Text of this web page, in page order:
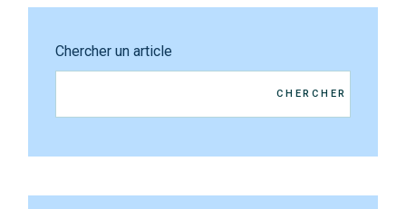
Chercher un article
CHERCHER